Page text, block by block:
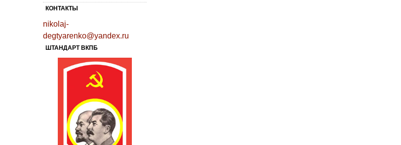
КОНТАКТЫ
nikolaj-
degtyarenko@yandex.ru
ШТАНДАРТ ВКПБ